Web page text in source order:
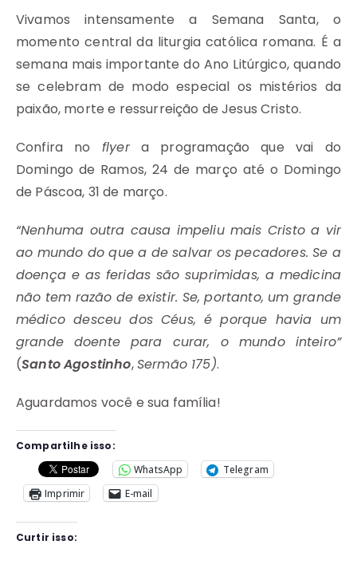
Vivamos intensamente a Semana Santa, o
momento central da liturgia católica romana. É a
semana mais importante do Ano Litúrgico, quando
se celebram de modo especial os mistérios da
paixão, morte e ressurreição de Jesus Cristo.
Confira no flyera programação que vai do
Domingo de Ramos, 24 de março até o Domingo
de Páscoa, 31 de março.
“Nenhuma outra causa impeliu mais Cristo a vir
ao mundo do que a de salvar os pecadores. Se a
doença e as feridas são suprimidas, a medicina
não tem razão de existir. Se, portanto, um grande
médico desceu dos Céus, é porque havia um
grande doente para curar, o mundo inteiro”
(Santo Agostinho,Sermão 175).
Aguardamos você e sua família!
Compartilhe isso:
WhatsApp
Telegram
Imprimir
E-mail
Curtir isso: